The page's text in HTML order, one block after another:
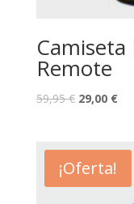
Remote
59,95€ 29,00 €
¡Oferta!